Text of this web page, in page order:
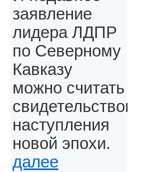
заявление
лидера ЛДПР
по Северному
Кавказу
можно считать
свидетельством
наступления
новой эпохи.
далее